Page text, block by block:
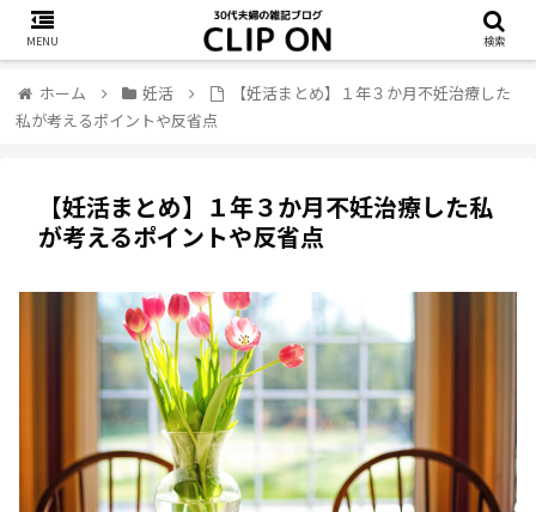
ホーム 妊活
【妊活まとめ】１年３か月不妊治療した
私が考えるポイントや反省点
【妊活まとめ】１年３か月不妊治療した私
が考えるポイントや反省点
MENU 検索